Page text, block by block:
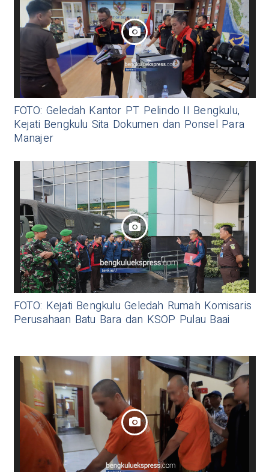
FOTO: Geledah Kantor PT Pelindo II Bengkulu,
Kejati Bengkulu Sita Dokumen dan Ponsel Para
Manajer
FOTO: Kejati Bengkulu Geledah Rumah Komisaris
Perusahaan Batu Bara dan KSOP Pulau Baai